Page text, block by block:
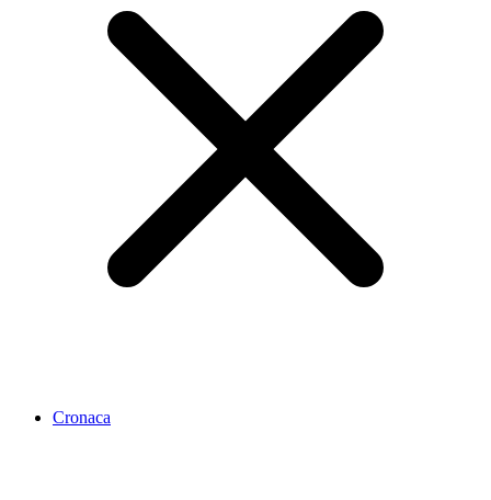
Cronaca